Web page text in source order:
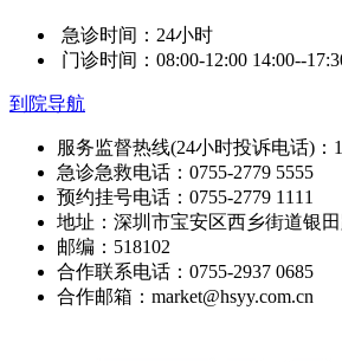
急诊时间：24小时
门诊时间：08:00-12:00 14:00--
到院导航
服务监督热线(24小时投诉电话)：
急诊急救电话：0755-2779 5555
预约挂号电话：0755-2779 1111
地址：深圳市宝安区西乡街道银
邮编：518102
合作联系电话：0755-2937 0685
合作邮箱：market@hsyy.com.cn